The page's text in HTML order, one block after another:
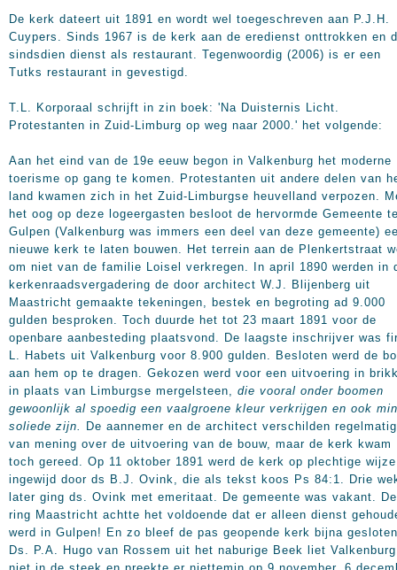
De kerk dateert uit 1891 en wordt wel toegeschreven aan P.J.H.
Cuypers. Sinds 1967 is de kerk aan de eredienst onttrokken en
sindsdien dienst als restaurant. Tegenwoordig (2006) is er een
Tutks restaurant in gevestigd.
T.L. Korporaal schrijft in zin boek: 'Na Duisternis Licht.
Protestanten in Zuid-Limburg op weg naar 2000.' het volgende:
Aan het eind van de 19e eeuw begon in Valkenburg het moderne
toerisme op gang te komen. Protestanten uit andere delen van
land kwamen zich in het Zuid-Limburgse heuvelland verpozen.
het oog op deze logeergasten besloot de hervormde Gemeente
Gulpen (Valkenburg was immers een deel van deze gemeente)
nieuwe kerk te laten bouwen. Het terrein aan de Plenkertstraat
om niet van de familie Loisel verkregen. In april 1890 werden in
kerkenraadsvergadering de door architect W.J. Blijenberg uit
Maastricht gemaakte tekeningen, bestek en begroting ad 9.000
gulden besproken. Toch duurde het tot 23 maart 1891 voor de
openbare aanbesteding plaatsvond. De laagste inschrijver was
L. Habets uit Valkenburg voor 8.900 gulden. Besloten werd de
aan hem op te dragen. Gekozen werd voor een uitvoering in
in plaats van Limburgse mergelsteen, die vooral onder boomen
gewoonlijk al spoedig een vaalgroene kleur verkrijgen en ook
soliede zijn.
De aannemer en de architect verschilden regelmatig
van mening over de uitvoering van de bouw, maar de kerk kwam
toch gereed. Op 11 oktober 1891 werd de kerk op plechtige wijze
ingewijd door ds B.J. Ovink, die als tekst koos Ps 84:1. Drie
later ging ds. Ovink met emeritaat. De gemeente was vakant. De
ring Maastricht achtte het voldoende dat er alleen dienst
werd in Gulpen! En zo bleef de pas geopende kerk bijna
Ds. P.A. Hugo van Rossem uit het naburige Beek liet Valkenburg